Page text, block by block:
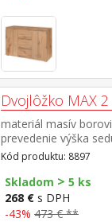
Dvojlôžko MAX
materiál masív
prevedenie výška
roštu a matraca
matraca 180 × 200
200 cm a rošt R4
doplnok úložný
Kód produktu: 8897
Skladom > 5 ks
268 € s DPH
-43% 473 € **